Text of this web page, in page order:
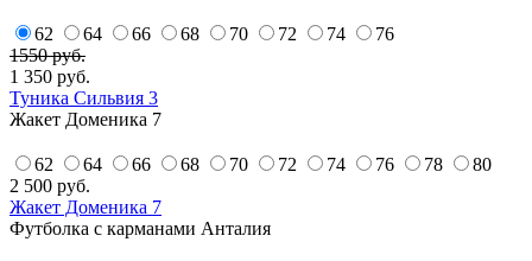
62 64 66 68 70 72 74
76
1550 руб.
1 350 руб.
Туника Сильвия 3
Жакет Доменика 7
62 64 66 68 70 72 74 76 78
80
2 500 руб.
Жакет Доменика 7
Футболка с карманами Анталия